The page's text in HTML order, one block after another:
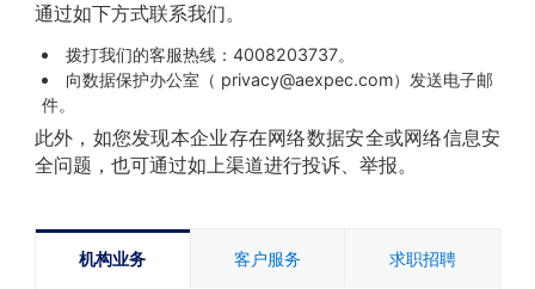
通过如下方式联系我们。
拨打我们的客服热线：4008203737。
向数据保护办公室（ privacy@aexpec.com）发送电子邮
件。
此外，如您发现本企业存在网络数据安全或网络信息安
全问题，也可通过如上渠道进行投诉、举报。
机构业务 客户服务 求职招聘